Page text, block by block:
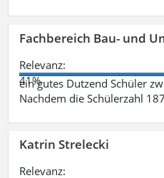
Fachbereich Bau- und
Relevanz:
41%
ein gutes Dutzend Schüler
Nachdem die Schülerzahl
Katrin Strelecki
Relevanz: